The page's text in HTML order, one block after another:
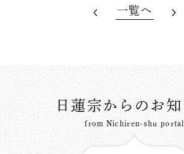
一覧へ
日蓮宗からのお
from Nichiren-shu portal